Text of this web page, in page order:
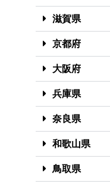
滋賀県
京都府
大阪府
兵庫県
奈良県
和歌山県
鳥取県